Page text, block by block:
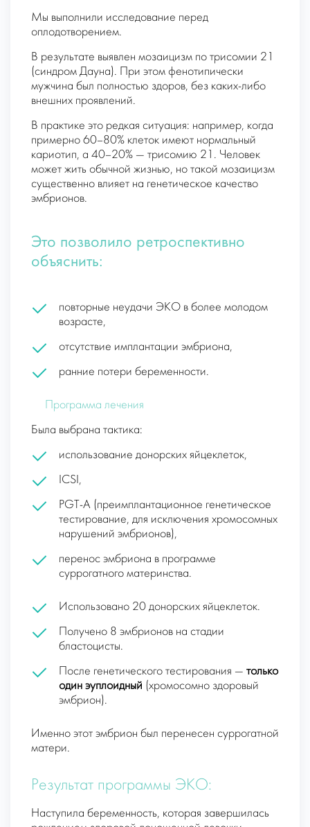
Мы выполнили исследование перед
оплодотворением.
В результате выявлен мозаицизм по трисомии 21
(синдром Дауна). При этом фенотипически
мужчина был полностью здоров, без каких-либо
внешних проявлений.
В практике это редкая ситуация: например, когда
примерно 60–80% клеток имеют нормальный
кариотип, а 40–20% — трисомию 21. Человек
может жить обычной жизнью, но такой мозаицизм
существенно влияет на генетическое качество
эмбрионов.
Это позволило ретроспективно
объяснить:
повторные неудачи ЭКО в более молодом
возрасте,
отсутствие имплантации эмбриона,
ранние потери беременности.
Программа лечения
Была выбрана тактика:
использование донорских яйцеклеток,
ICSI,
PGT-A (преимплантационное генетическое
тестирование, для исключения хромосомных
нарушений эмбрионов),
перенос эмбриона в программе
суррогатного материнства.
Использовано 20 донорских яйцеклеток.
Получено 8 эмбрионов на стадии
бластоцисты.
После генетического тестирования — только
один эуплоидный (хромосомно здоровый
эмбрион).
Именно этот эмбрион был перенесен суррогатной
матери.
Результат программы ЭКО:
Наступила беременность, которая завершилась